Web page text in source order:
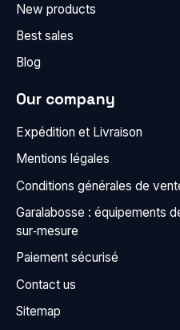
New products
Best sales
Blog
Our company
Expédition et Livraison
Mentions légales
Conditions générales de
Garalabosse : équipements
sur‑mesure
Paiement sécurisé
Contact us
Sitemap